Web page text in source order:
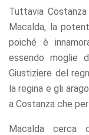
Tuttavia
Macalda, la
poiché è
essendo moglie
Giustiziere del
la regina e gli
a Costanza che
Macalda cerca